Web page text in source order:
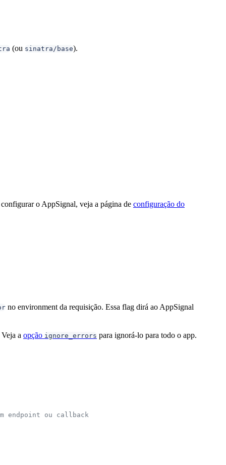
(ou sinatra/base).
o AppSignal, veja a página de configuração do
no environment da requisição. Essa flag dirá ao AppSignal
a opção ignore_errors para ignorá-lo para todo o app.
endpoint ou callback